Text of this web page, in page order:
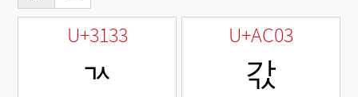
U+3133
ㄳ
U+AC03
갃